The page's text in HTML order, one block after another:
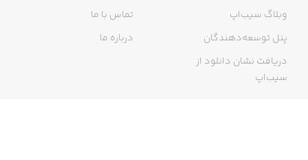
وبلاگ سیب‌اپ
پنل توسعه‌دهندگان
دریافت نشان دانلود از
سیب‌اپ
تماس با ما
درباره ما